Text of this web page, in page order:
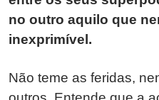
no outro aquilo que
inexprimível.
Não teme as feridas,